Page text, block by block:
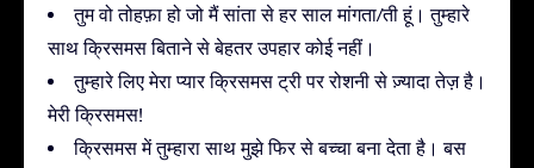
तुम वो तोहफ़ा हो जो मैं सांता से हर साल मांगता/ती हूं। तुम्हारे
साथ क्रिसमस बिताने से बेहतर उपहार कोई नहीं।
तुम्हारे लिए मेरा प्यार क्रिसमस ट्री पर रोशनी से ज़्यादा तेज़ है।
मेरी क्रिसमस!
क्रिसमस में तुम्हारा साथ मुझे फिर से बच्चा बना देता है। बस